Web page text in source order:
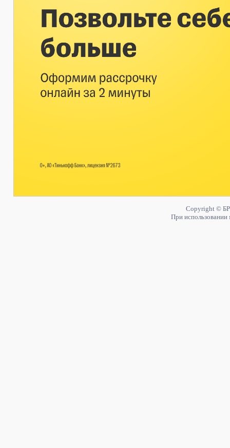
Copyright ©
При использовании